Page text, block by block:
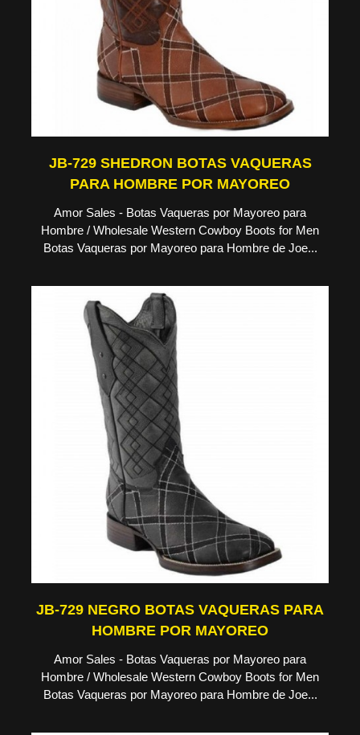
JB-729 SHEDRON BOTAS VAQUERAS
PARA HOMBRE POR MAYOREO
Amor Sales - Botas Vaqueras por Mayoreo para
Hombre / Wholesale Western Cowboy Boots for Men
Botas Vaqueras por Mayoreo para Hombre de Joe...
JB-729 NEGRO BOTAS VAQUERAS PARA
HOMBRE POR MAYOREO
Amor Sales - Botas Vaqueras por Mayoreo para
Hombre / Wholesale Western Cowboy Boots for Men
Botas Vaqueras por Mayoreo para Hombre de Joe...